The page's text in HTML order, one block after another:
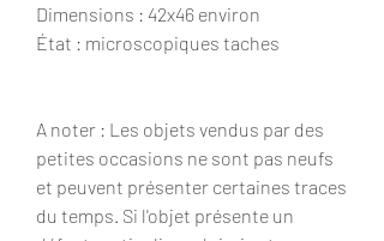
Dimensions : 42x46 environ
État : microscopiques taches
A noter : Les objets vendus par des
petites occasions ne sont pas neufs
et peuvent présenter certaines traces
du temps. Si l'objet présente un